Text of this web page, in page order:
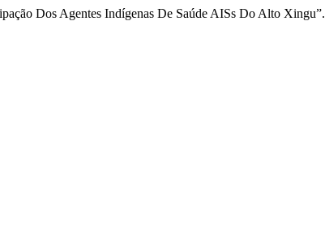
Dos Agentes Indígenas De Saúde AISs Do Alto Xingu”.